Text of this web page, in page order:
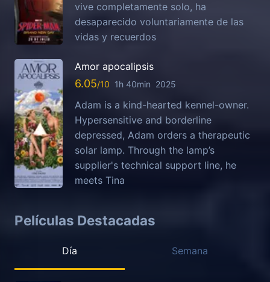
vive completamente solo, ha
desaparecido voluntariamente de las
vidas y recuerdos
Amor apocalipsis
6.05 1h 40min 2025
Adam is a kind-hearted kennel-owner.
Hypersensitive and borderline
depressed, Adam orders a therapeutic
solar lamp. Through the lamp’s
supplier's technical support line, he
meets Tina
Películas Destacadas
Día Semana